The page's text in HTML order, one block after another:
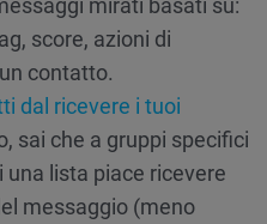
score, azioni di
contatto.
dal ricevere i tuoi
sai che a gruppi specifici
una lista piace ricevere
messaggio (meno